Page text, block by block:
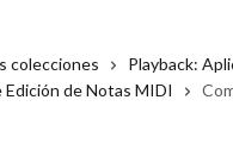
colecciones Playback:
Edición de Notas MIDI